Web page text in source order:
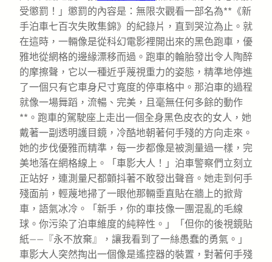
受懲罰！」懲罰的內容是：無限次觀看一部名為**《新
手泊車七百次失敗集錦》的紀錄片，直到哭泣為止。就
在這時，一輛像是從科幻電影裡開出來的黑色跑車，優
雅地從網格的邊緣漂移而過。跑車的輪胎發出令人陶醉
的摩擦聲，它以一種近乎蔑視重力的姿態，精準地停進
了一個只有它車身尺寸寬度的停車格中。那泊車的過程
就像一場舞蹈，流暢、完美，且毫無任何多餘的動作
**。跑車的駕駛座上走出一個全身黑色皮衣的女人，她
戴著一副透明護目鏡，冷酷地朝著何手殘的方向走來。
她的步伐優雅而精準，每一步都像是被測量過一樣，完
美地落在網格線上。「車影大人！」泊車警察們立刻立
正站好，連測量尺都顫抖著不敢發出聲音。她走到何手
殘面前，輕蔑地掃了一眼他那輛垂直貼在牆上的掀背
車，語氣冰冷。「新手，你的車技像一團混亂的毛線
球。你污染了泊車維度的純粹性。」「但你的後視鏡貼
紙——『永不放棄』，讓我看到了一絲愚蠢的勇氣。」
車影大人突然掏出一個像是遙控器的裝置，對著何手殘